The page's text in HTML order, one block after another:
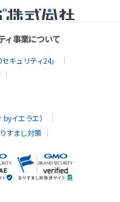
ィ事業について
キュリティ24」
イエラエ）
すまし対策